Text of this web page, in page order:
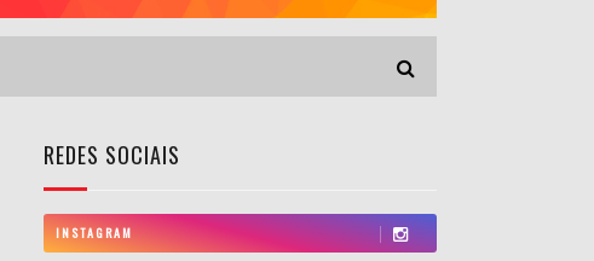
REDES SOCIAIS
INSTAGRAM